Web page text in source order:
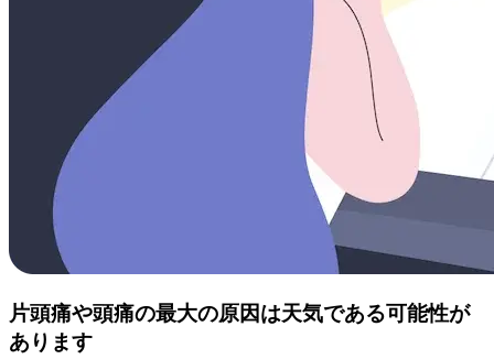
片頭痛や頭痛の最大の原因は天気である可能性が
あります